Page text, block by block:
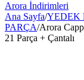
Arora İndirimleri
Ana Sayfa/YEDEK
PARÇA/Arora
21 Parça + Çantalı